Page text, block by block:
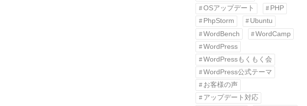
OSアップデート
PHP
PhpStorm
Ubuntu
WordBench
WordCamp
WordPress
WordPressもくもく会
WordPress公式テーマ
お客様の声
アップデート対応